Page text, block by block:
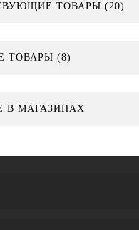
ТОВАРЫ (20)
ТОВАРЫ (8)
В МАГАЗИНАХ